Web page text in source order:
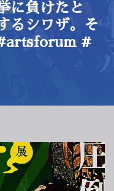
に負けたと
るシワザ。そ
#